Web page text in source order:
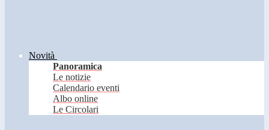
Novità
Panoramica
Le notizie
Calendario eventi
Albo online
Le Circolari